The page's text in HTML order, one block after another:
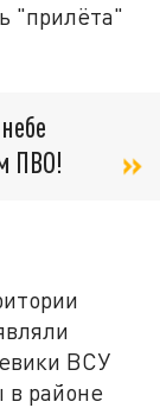
"прилёта"
ПВО!
ВСУ
в районе